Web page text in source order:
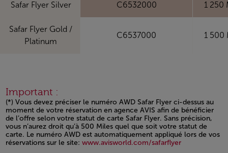
Safar Flyer Silver C6532000 1 250
Safar Flyer Gold /
Platinum
C6537000 1 500
Important :
(*) Vous devez préciser le numéro AWD Safar Flyer ci-dessus au
moment de votre réservation en agence AVIS afin de bénéficier
de l’offre selon votre statut de carte Safar Flyer. Sans précision,
vous n’aurez droit qu’à 500 Miles quel que soit votre statut de
carte. Le numéro AWD est automatiquement appliqué lors de vos
réservations sur le site: www.avisworld.com/safarflyer